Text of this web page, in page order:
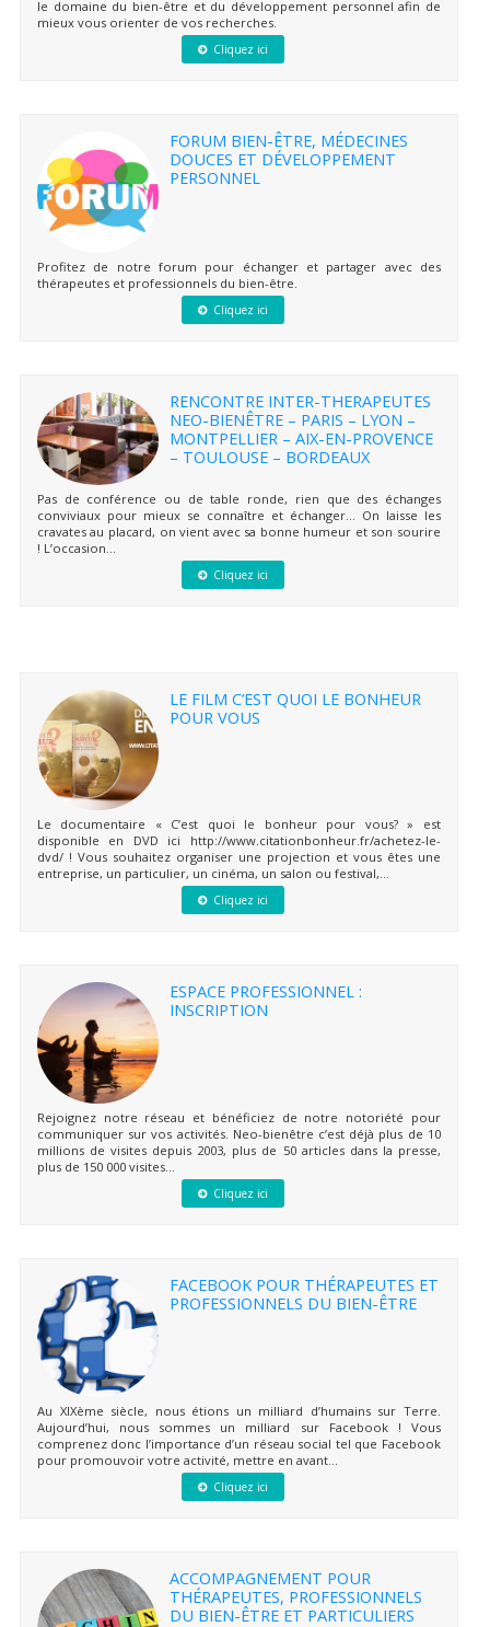
le domaine du bien-être et du développement personnel afin de
mieux vous orienter de vos recherches.
Cliquez ici
FORUM BIEN-ÊTRE, MÉDECINES
DOUCES ET DÉVELOPPEMENT
PERSONNEL
Profitez de notre forum pour échanger et partager avec des
thérapeutes et professionnels du bien-être.
Cliquez ici
RENCONTRE INTER-THERAPEUTES
NEO-BIENÊTRE – PARIS – LYON –
MONTPELLIER – AIX-EN-PROVENCE
– TOULOUSE – BORDEAUX
Pas de conférence ou de table ronde, rien que des échanges
conviviaux pour mieux se connaître et échanger… On laisse les
cravates au placard, on vient avec sa bonne humeur et son sourire
! L’occasion...
Cliquez ici
LE FILM C’EST QUOI LE BONHEUR
POUR VOUS
Le documentaire « C’est quoi le bonheur pour vous? » est
disponible en DVD ici http://www.citationbonheur.fr/achetez-le-
dvd/ ! Vous souhaitez organiser une projection et vous êtes une
entreprise, un particulier, un cinéma, un salon ou festival,...
Cliquez ici
ESPACE PROFESSIONNEL :
INSCRIPTION
Rejoignez notre réseau et bénéficiez de notre notoriété pour
communiquer sur vos activités. Neo-bienêtre c’est déjà plus de 10
millions de visites depuis 2003, plus de 50 articles dans la presse,
plus de 150 000 visites...
Cliquez ici
FACEBOOK POUR THÉRAPEUTES ET
PROFESSIONNELS DU BIEN-ÊTRE
Au XIXème siècle, nous étions un milliard d’humains sur Terre.
Aujourd’hui, nous sommes un milliard sur Facebook ! Vous
comprenez donc l’importance d’un réseau social tel que Facebook
pour promouvoir votre activité, mettre en avant...
Cliquez ici
ACCOMPAGNEMENT POUR
THÉRAPEUTES, PROFESSIONNELS
DU BIEN-ÊTRE ET PARTICULIERS